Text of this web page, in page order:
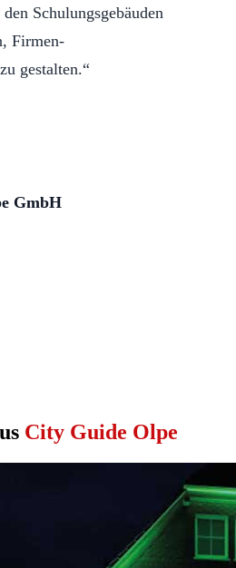
Schulungsgebäuden
Firmen-
gestalten.“
GmbH
City Guide Olpe